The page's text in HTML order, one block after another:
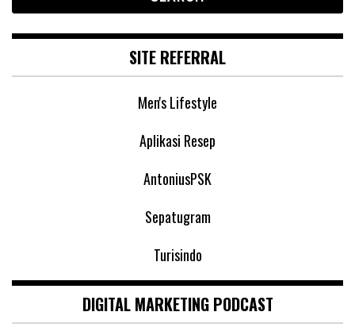
SITE REFERRAL
Men's Lifestyle
Aplikasi Resep
AntoniusPSK
Sepatugram
Turisindo
DIGITAL MARKETING PODCAST